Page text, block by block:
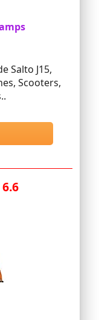
Salto J15,
Scooters,
6.6